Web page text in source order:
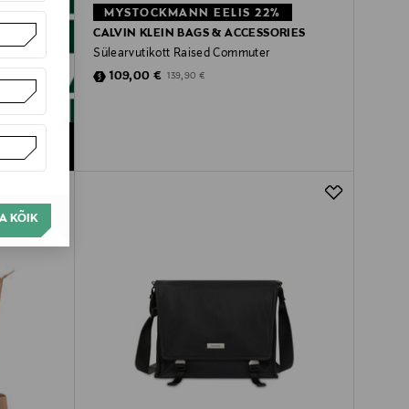
KÕIK
MYSTOCKMANN EELIS 22%
CALVIN KLEIN BAGS & ACCESSORIES
Sülearvutikott Raised Commuter
Discounted Price
109,00 € Original Price
139,90 €